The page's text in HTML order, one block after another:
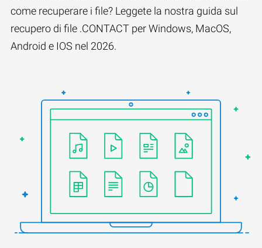
come recuperare i file? Leggete la nostra guida sul
recupero di file .CONTACT per Windows, MacOS,
Android e IOS nel 2026.